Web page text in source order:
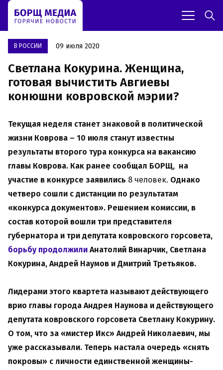
В РОССИИ 09 июля 2020
Светлана Кокурина. Женщина,
готовая вычистить Авгиевы
конюшни ковровской мэрии?
Текущая неделя станет знаковой в политической
жизни Коврова – 10 июля станут известны
результаты второго тура конкурса на вакансию
главы Коврова. Как ранее сообщал БОРЩ, на
участие в конкурсе заявились 8 человек. Однако
четверо сошли с дистанции по результатам
«конкурса документов». Решением комиссии, в
состав которой вошли три представителя
губернатора и три депутата ковровского горсовета,
борьбу продолжили Анатолий Винарчик, Светлана
Кокурина, Андрей Наумов и Дмитрий Третьяков.
Лидерами этого квартета называют действующего
врио главы города Андрея Наумова и действующего
депутата ковровского горсовета Светлану Кокурину.
О том, что за «мистер Икс» Андрей Николаевич, мы
уже рассказывали. Теперь настала очередь «снять
покровы» с личности единственной женщины-